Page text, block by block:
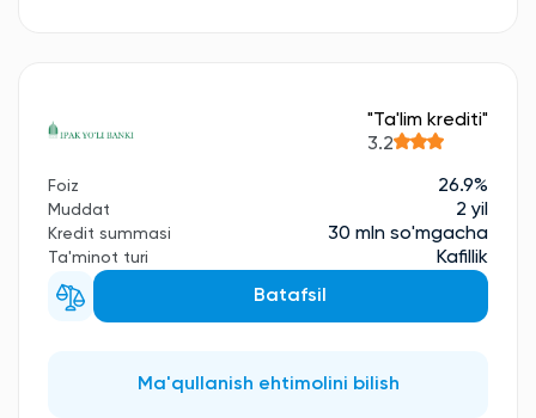
"Ta'lim krediti"
3.2
Foiz 26.9%
Muddat 2 yil
Kredit summasi 30 mln so'mgacha
Ta'minot turi
Kafillik
Batafsil
Ma'qullanish ehtimolini bilish